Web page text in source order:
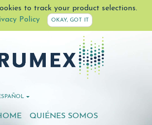
to track your product selections.
Policy
OKAY, GOT IT
QUIÉNES SOMOS